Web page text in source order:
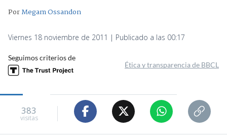
PorMegam Ossandon
Viernes 18 noviembre de 2011 | Publicado a las 00:17
Seguimos criterios de
Ética y transparencia de BBCL
383
visitas